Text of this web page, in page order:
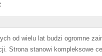
od wielu lat budzi ogromne
Strona stanowi kompleksowe